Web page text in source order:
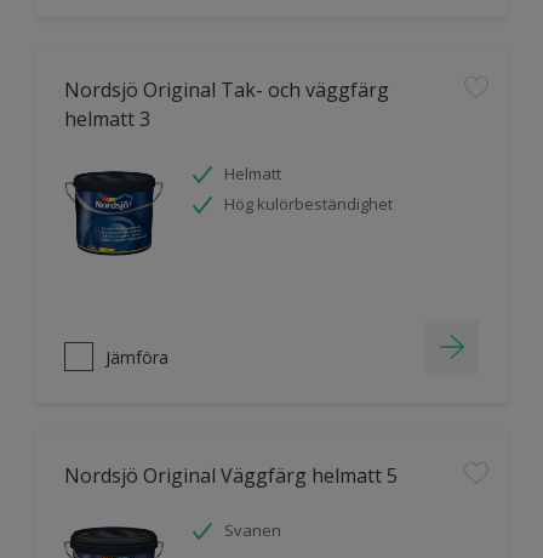
Nordsjö Original Tak- och väggfärg
helmatt 3
Helmatt
Hög kulörbeständighet
Jämföra
Nordsjö Original Väggfärg helmatt 5
Svanen